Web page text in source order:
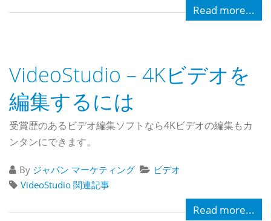
Read more...
VideoStudio – 4Kビデオを
編集するには
受賞歴のあるビデオ編集ソフトなら4Kビデオの編集もカ
ンタンにできます。
By ジャパン マーケティング
ビデオ
VideoStudio 関連記事
Read more...